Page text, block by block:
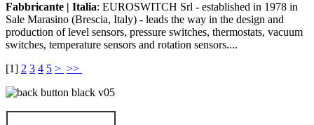
Fabbricante | Italia: EUROSWITCH Srl - established in 1978 in
Sale Marasino (Brescia, Italy) - leads the way in the design and
production of level sensors, pressure switches, thermostats, vacuum
switches, temperature sensors and rotation sensors....
[1] 2 3 4 5 > >>